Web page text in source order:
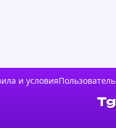
и условия